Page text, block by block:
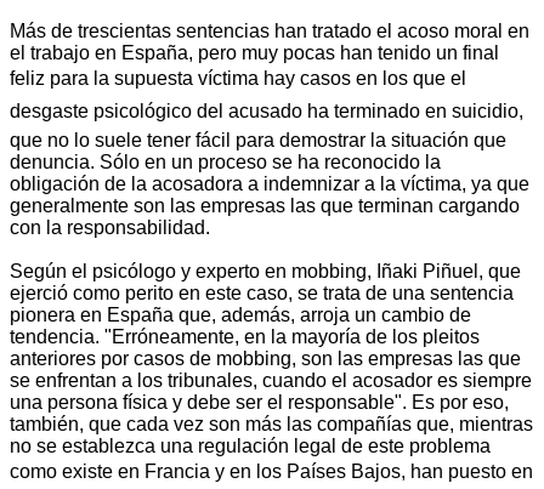
Más de trescientas sentencias han tratado el acoso moral en
el trabajo en España, pero muy pocas han tenido un final
feliz para la supuesta víctima hay casos en los que el
desgaste psicológico del acusado ha terminado en suicidio,
que no lo suele tener fácil para demostrar la situación que
denuncia. Sólo en un proceso se ha reconocido la
obligación de la acosadora a indemnizar a la víctima, ya que
generalmente son las empresas las que terminan cargando
con la responsabilidad.
Según el psicólogo y experto en mobbing, Iñaki Piñuel, que
ejerció como perito en este caso, se trata de una sentencia
pionera en España que, además, arroja un cambio de
tendencia. "Erróneamente, en la mayoría de los pleitos
anteriores por casos de mobbing, son las empresas las que
se enfrentan a los tribunales, cuando el acosador es siempre
una persona física y debe ser el responsable". Es por eso,
también, que cada vez son más las compañías que, mientras
no se establezca una regulación legal de este problema
como existe en Francia y en los Países Bajos, han puesto en